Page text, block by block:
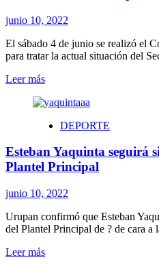
su
gente
previo
al
Mundial
Catar
junio 10, 2022
El sábado 4 de junio se realizó el
para tratar la actual situación del
Leer másLeer
sobre
y
del
Sector
Canelones
del
Este
se
manifestaron
OFI
DEPORTE
Esteban Yaquinta seguirá
Plantel Principal
junio 10, 2022
Urupan confirmó que Esteban
del Plantel Principal de ? de cara a
Leer másLeer